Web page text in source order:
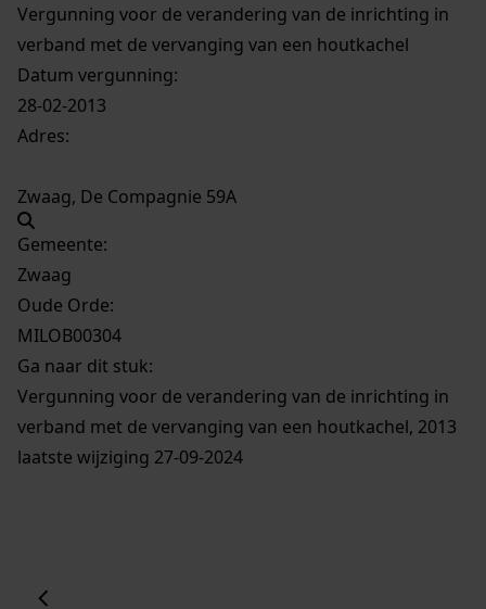
Vergunning voor de verandering van de inrichting in
verband met de vervanging van een houtkachel
Datum vergunning:
28-02-2013
Adres:
Zwaag, De Compagnie 59A
Gemeente:
Zwaag
Oude Orde:
MILOB00304
Ga naar dit stuk:
Vergunning voor de verandering van de inrichting in
verband met de vervanging van een houtkachel, 2013
laatste wijziging 27-09-2024